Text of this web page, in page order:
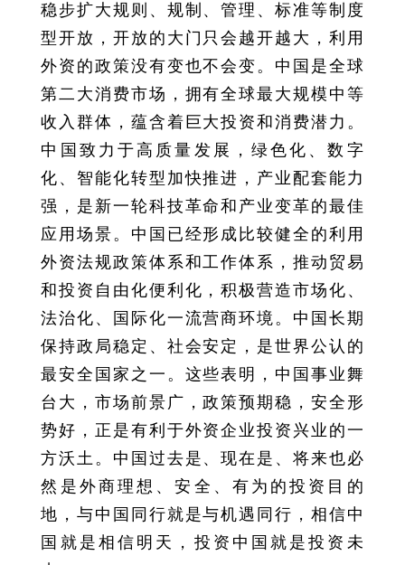
稳步扩大规则、规制、管理、标准等制度
型开放，开放的大门只会越开越大，利用
外资的政策没有变也不会变。中国是全球
第二大消费市场，拥有全球最大规模中等
收入群体，蕴含着巨大投资和消费潜力。
中国致力于高质量发展，绿色化、数字
化、智能化转型加快推进，产业配套能力
强，是新一轮科技革命和产业变革的最佳
应用场景。中国已经形成比较健全的利用
外资法规政策体系和工作体系，推动贸易
和投资自由化便利化，积极营造市场化、
法治化、国际化一流营商环境。中国长期
保持政局稳定、社会安定，是世界公认的
最安全国家之一。这些表明，中国事业舞
台大，市场前景广，政策预期稳，安全形
势好，正是有利于外资企业投资兴业的一
方沃土。中国过去是、现在是、将来也必
然是外商理想、安全、有为的投资目的
地，与中国同行就是与机遇同行，相信中
国就是相信明天，投资中国就是投资未